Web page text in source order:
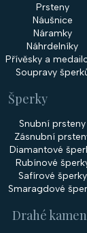
Prsteny
Náušnice
Náramky
Náhrdelníky
Přívěsky a
Soupravy
Šperky
Snubní prsteny
Zásnubní
Diamantové
Rubínové
Safírové šperky
Smaragdové
Drahé